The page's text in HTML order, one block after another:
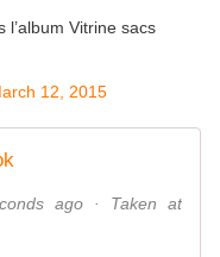
l’album Vitrine sacs
12, 2015
ago · Taken at